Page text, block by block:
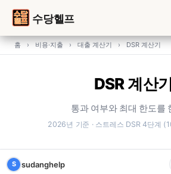
수당헬프
홈 › 비용·지출 › 대출 계산기 › DSR 계산기
DSR 계산기
통과 여부와 최대 한도를
2026년 기준 · 스트레스 DSR 4단계
S sudanghelp